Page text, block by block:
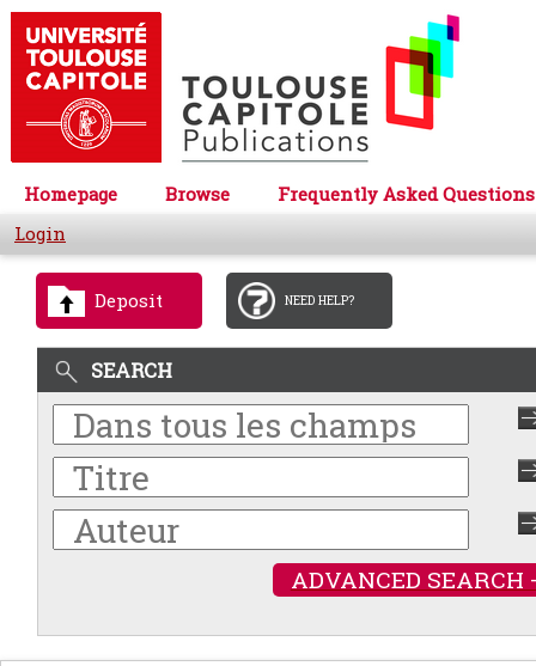
Homepage Browse
Frequently Asked Questions
Login
Deposit NEED HELP?
SEARCH
ADVANCED SEARCH